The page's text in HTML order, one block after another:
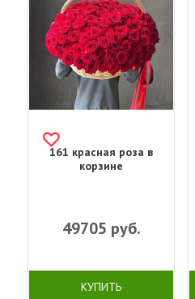
161 красная роза в
корзине
49705 руб.
КУПИТЬ